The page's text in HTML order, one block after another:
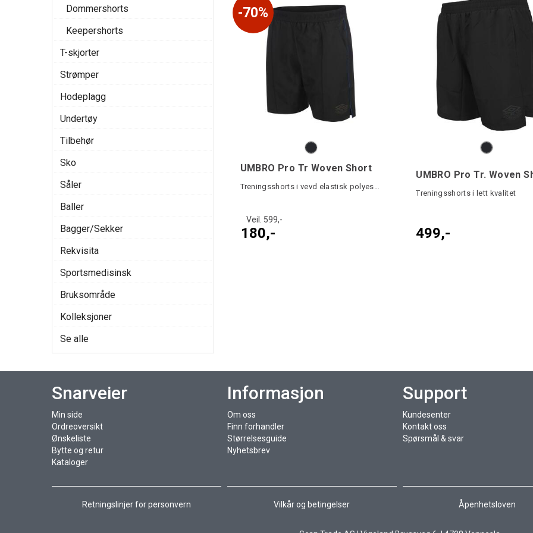
Dommershorts
Keepershorts
T-skjorter
Strømper
Hodeplagg
Undertøy
Tilbehør
Sko
Såler
Baller
Bagger/Sekker
Rekvisita
Sportsmedisinsk
Bruksområde
Kolleksjoner
Se alle
70%
UMBRO Pro Tr Woven Short
Treningsshorts i vevd elastisk polyester
Veil. 599,-
180,-
UMBRO Pro Tr. Woven
Treningsshorts i lett kvalitet
499,-
Snarveier
Min side
Ordreoversikt
Ønskeliste
Bytte og retur
Kataloger
Informasjon
Om oss
Finn forhandler
Størrelsesguide
Nyhetsbrev
Support
Kundesenter
Kontakt oss
Spørsmål & svar
Retningslinjer for personvern Vilkår og betingelser Åpenhetsloven